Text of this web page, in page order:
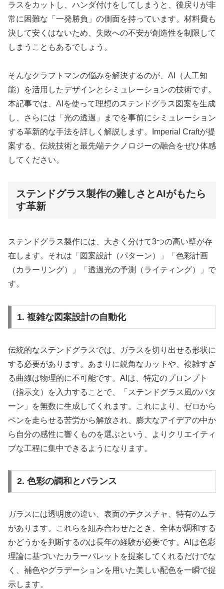
ラスをカットし、ハンダ付けをしてしまうと、後戻りが非
常に困難な「一発勝負」の側面を持っています。材料費も
決して安くはないため、失敗への不安が創造性を制限して
しまうこともあるでしょう。
そんなクラフトマンの悩みを解決するのが、AI（人工知
能）を活用したデザインとシミュレーションの技術です。
本記事では、AIを使って理想のステンドグラス図案を生成
し、さらには「光の透過」までを事前にシミュレーション
する革新的な手法を詳しく解説します。Imperial Craftが提
案する、伝統技術と最先端テクノロジーの融合をぜひ体感
してください。
ステンドグラス製作の難しさとAIがもたら
す革新
ステンドグラス製作には、大きく分けて3つの高い壁が存
在します。それは「図案設計（パターン）」「色彩計画
（カラーリング）」「透過光の予測（ライティング）」で
す。
1. 複雑な図案設計の自動化
伝統的なステンドグラスでは、ガラスを切り出せる形状に
する必要があります。あまりに鋭角なカットや、複雑すぎ
る曲線は物理的に不可能です。AIは、特定のプロンプト
（指示文）を入力することで、「ステンドグラス風のパタ
ーン」を無数に生成してくれます。これにより、ゼロから
ペンを走らせる苦労から解放され、膨大なアイデアの中か
ら自分の感性に響くものを選ぶという、よりクリエイティ
ブな工程に集中できるようになります。
2. 色彩の調和とバランス
ガラスには透明度の違い、表面のテクスチャ、特有のムラ
があります。これらを組み合わせたとき、全体が調和する
かどうかを判断するのは長年の経験が必要です。AIは色彩
理論に基づいたカラーパレットを提案してくれるだけでな
く、補色やグラデーションを用いた美しい配色を一瞬で提
示します。